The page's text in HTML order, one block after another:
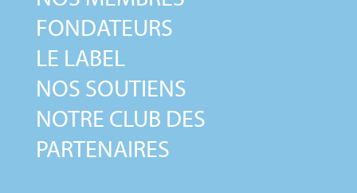
FONDATEURS
LE LABEL
NOS SOUTIENS
NOTRE CLUB DES
PARTENAIRES